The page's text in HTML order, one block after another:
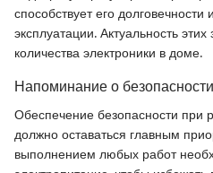
способствует его
эксплуатации. Актуальность
количества электроники в доме.
Напоминание о безопасности
Обеспечение безопасности при
должно оставаться главным
выполнением любых работ